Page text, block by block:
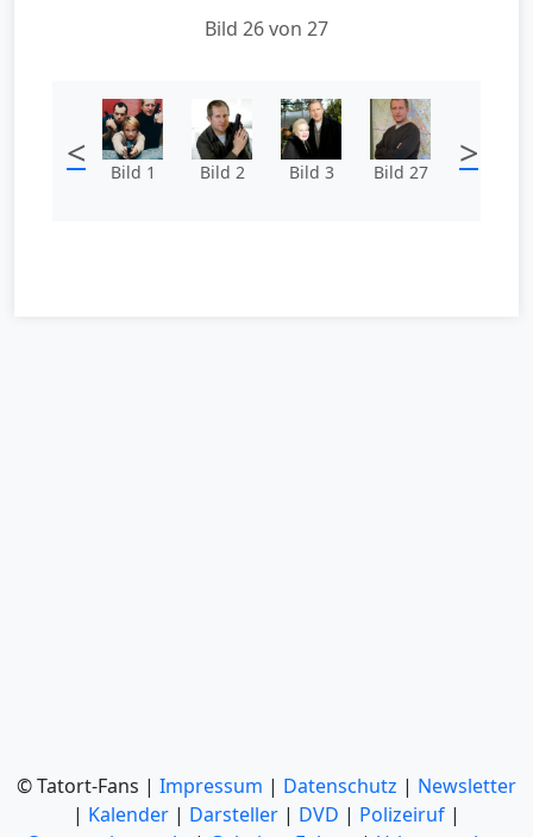
Bild 26 von 27
< Bild 1 Bild 2 Bild 3 Bild 27 >
© Tatort-Fans | Impressum | Datenschutz | Newsletter
| Kalender | Darsteller | DVD | Polizeiruf |